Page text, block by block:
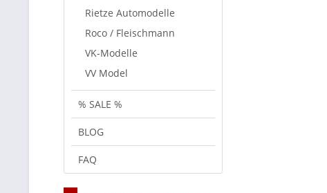
Rietze Automodelle
Roco / Fleischmann
VK-Modelle
VV Model
% SALE %
BLOG
FAQ